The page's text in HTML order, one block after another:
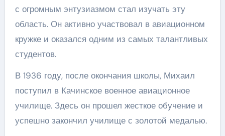
с огромным энтузиазмом стал изучать эту
область. Он активно участвовал в авиационном
кружке и оказался одним из самых талантливых
студентов.
В 1936 году, после окончания школы, Михаил
поступил в Качинское военное авиационное
училище. Здесь он прошел жесткое обучение и
успешно закончил училище с золотой медалью.